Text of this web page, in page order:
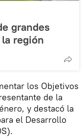
grandes
región
los Objetivos
de la
y destacó la
el Desarrollo